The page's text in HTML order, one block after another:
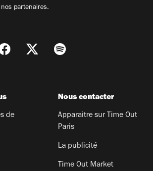
partenaires.
de
Nous contacter
Apparaitre sur Time Out
Paris
La publicité
Time Out Market